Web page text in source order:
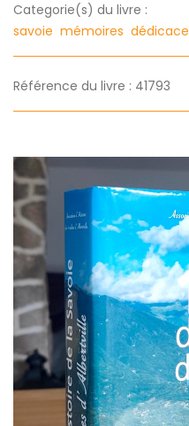
Categorie(s) du livre :
savoie mémoires dédicace
Référence du livre : 41793